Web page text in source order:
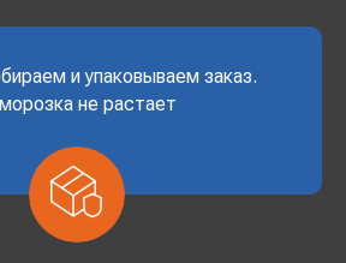
и упаковываем заказ.
не растает